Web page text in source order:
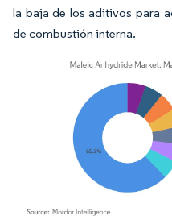
la baja de los aditivos para
de combustión interna.